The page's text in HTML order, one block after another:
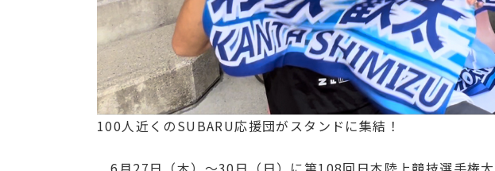
100人近くのSUBARU応援団がスタンドに集結！